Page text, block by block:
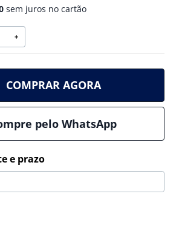
sem juros no cartão
＋
COMPRAR AGORA
pelo WhatsApp